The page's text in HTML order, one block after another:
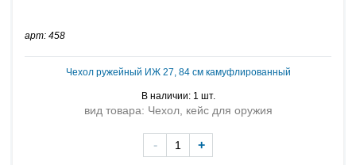
арт: 458
Чехол ружейный ИЖ 27, 84 см камуфлированный
В наличии: 1 шт.
вид товара: Чехол, кейс для оружия
- +